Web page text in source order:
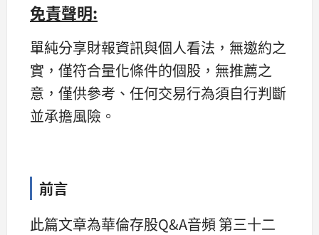
免責聲明:
單純分享財報資訊與個人看法，無邀約之
實，僅符合量化條件的個股，無推薦之
意，僅供參考、任何交易行為須自行判斷
並承擔風險。
前言
此篇文章為華倫存股Q&A音頻 第三十二